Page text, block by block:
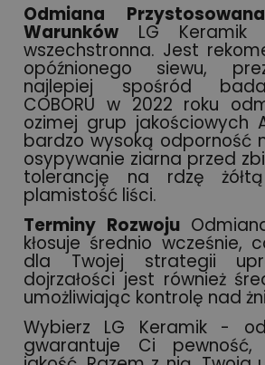
Odmiana
Warunków LG Keramik
wszechstronna. Jest
opóźnionego siewu,
najlepiej spośród
COBORU w 2022 roku
ozimej grup jakościowych
bardzo wysoką odporność
osypywanie ziarna przed
tolerancję na rdzę
plamistość liści.
Terminy Rozwoju
kłosuje średnio wcześnie,
dla Twojej strategii
dojrzałości jest również
umożliwiając kontrolę nad
Wybierz LG Keramik -
gwarantuje Ci